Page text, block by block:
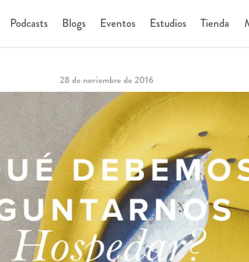
Podcasts Blogs Eventos Estudios Tienda
28 de noviembre de 2016